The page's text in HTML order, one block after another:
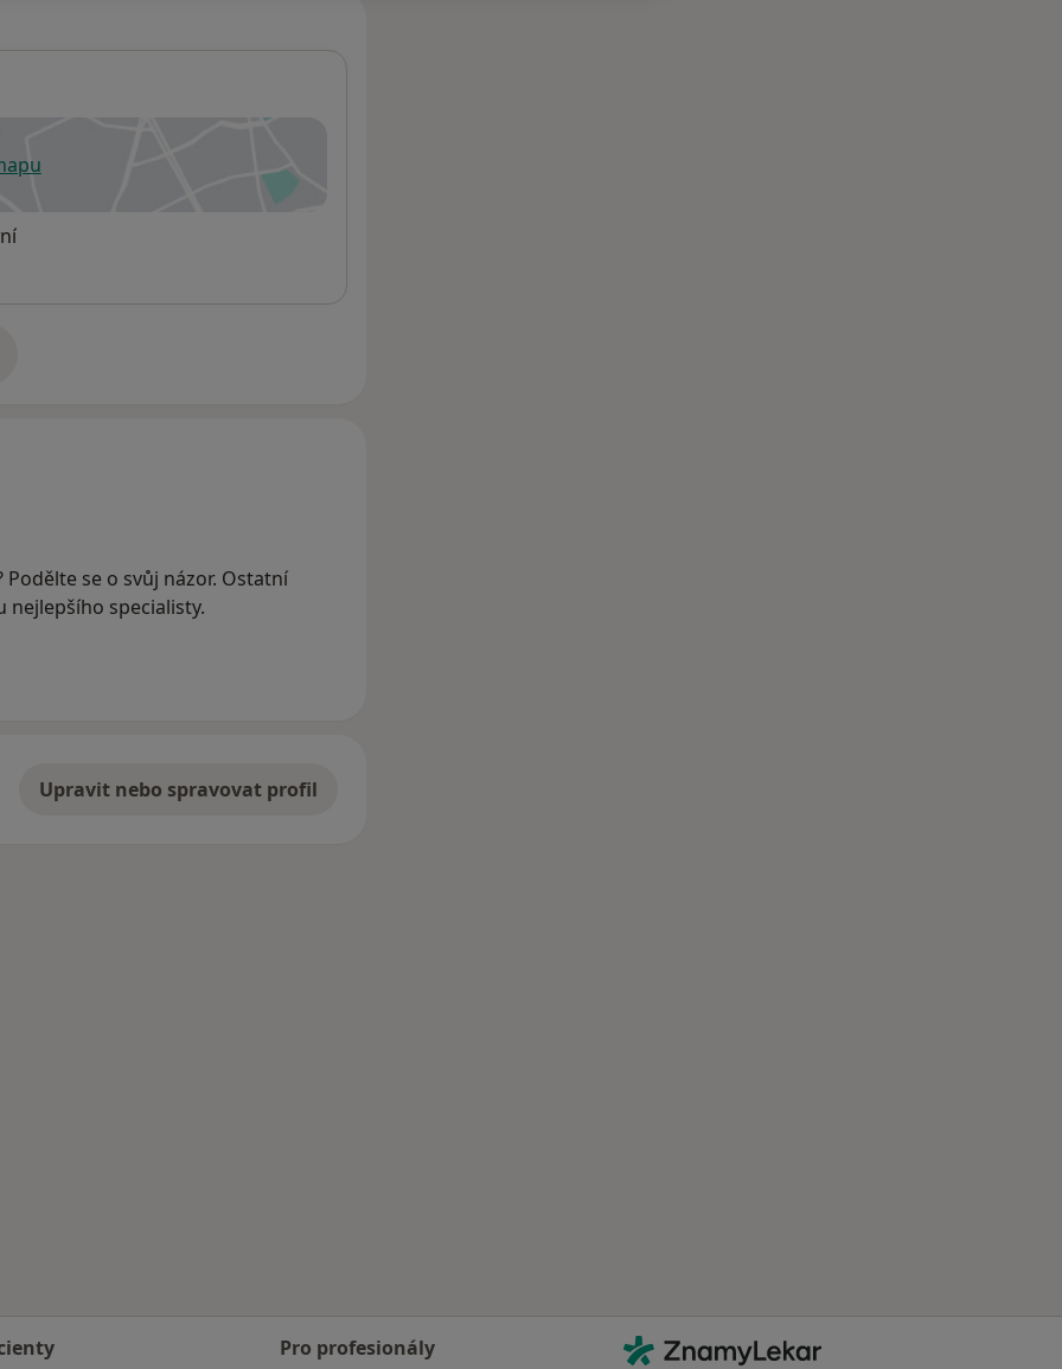
v nové záložce
Podělte se o svůj názor. Ostatní
nejlepšího specialisty.
Upravit nebo spravovat profil
Pro profesionály
Kontakt
ZnamyLekar - Hlavní stránka